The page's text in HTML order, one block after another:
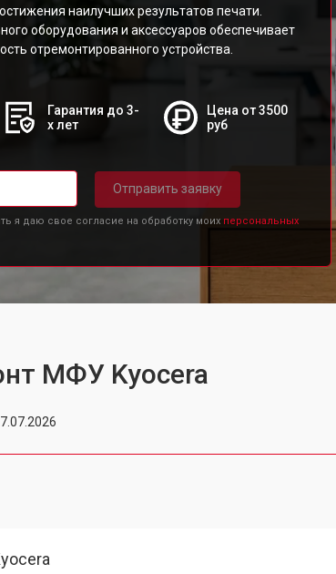
наилучших результатов печати.
оборудования и аксессуаров обеспечивает
отремонтированного устройства.
Гарантия до 3-
х лет
Цена от 3500
руб
Отправить заявку
я даю свое согласие на обработку моих персональных
МФУ Kyocera